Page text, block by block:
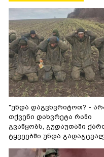
"უნდა დაგვხვრიტოთ? -
თქვენი დახვრეტა რაში
გვაწყობს, გუდაუთაში
ტყვეებში უნდა